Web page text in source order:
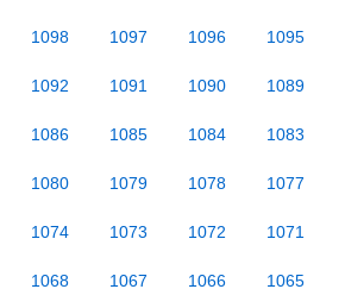
1098 1097 1096 1095
1092 1091 1090 1089
1086 1085 1084 1083
1080 1079 1078 1077
1074 1073 1072 1071
1068 1067 1066 1065